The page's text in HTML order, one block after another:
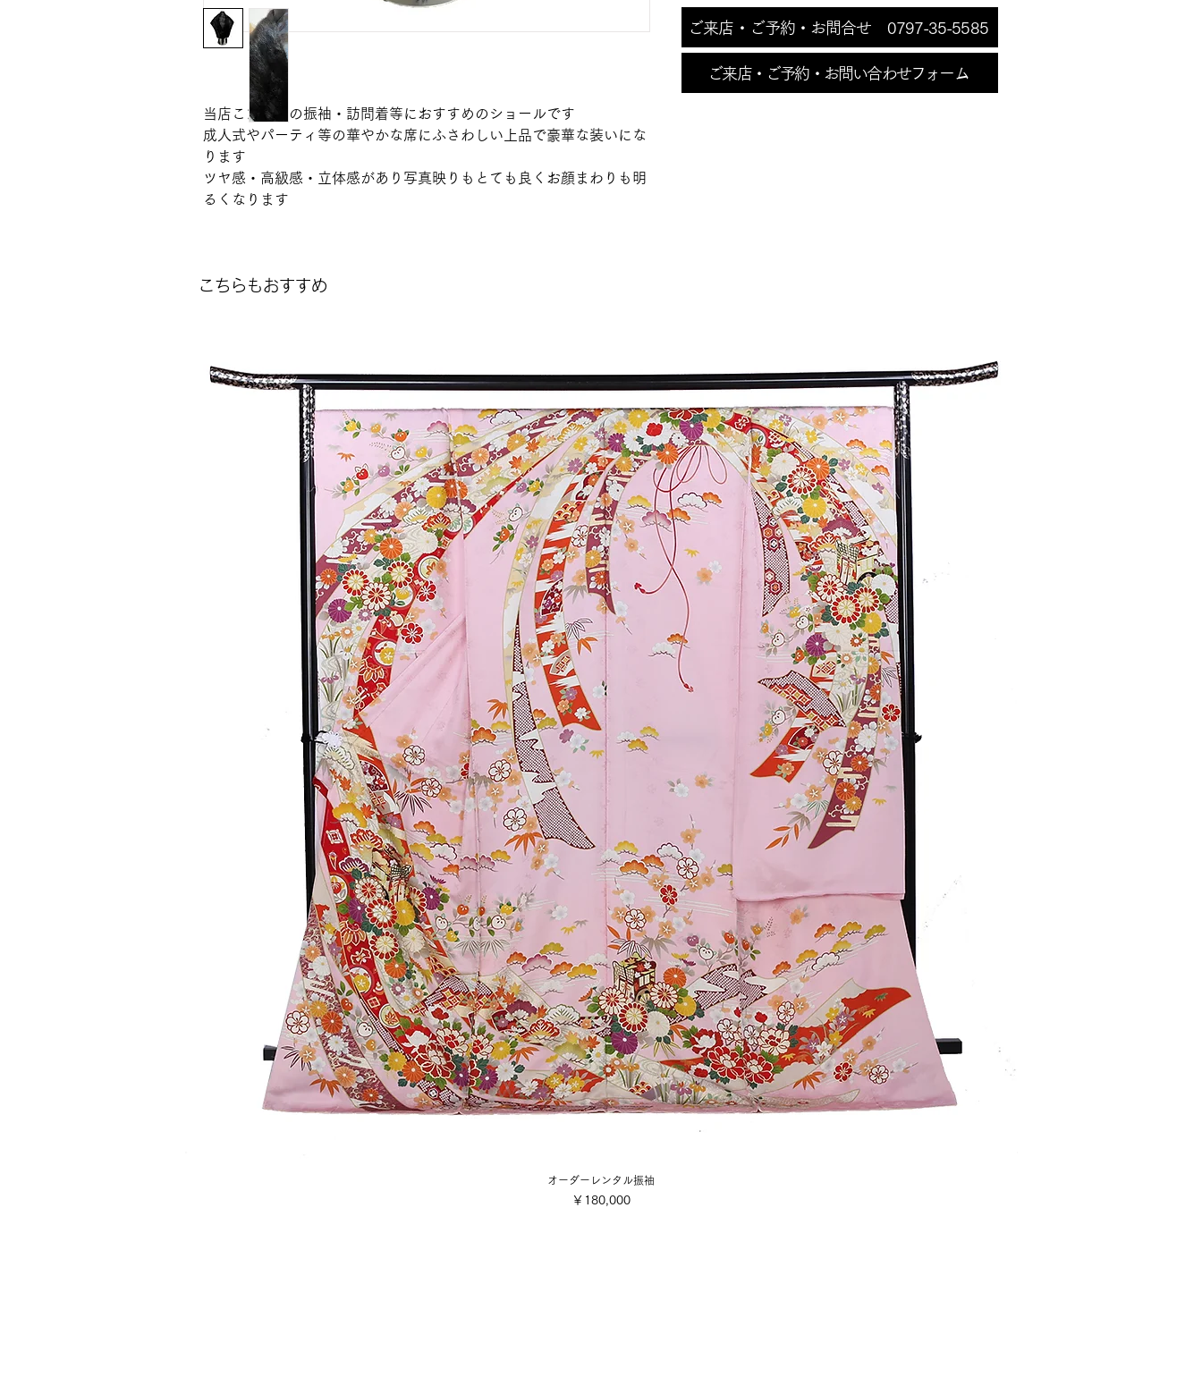
当店こだわりの振袖・訪問着等におすすめのショールです
成人式やパーティ等の華やかな席にふさわしい上品で豪華な装いにな
ります
ツヤ感・高級感・立体感があり写真映りもとても良くお顔まわりも明
るくなります
ご来店・ご予約・お問合せ 0797-35-5585
ご来店・ご予約・お問い合わせフォーム
こちらもおすすめ
オーダーレンタル振袖
価格
￥180,000